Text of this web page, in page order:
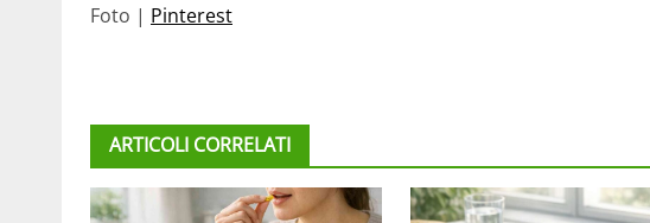
Foto | Pinterest
ARTICOLI CORRELATI